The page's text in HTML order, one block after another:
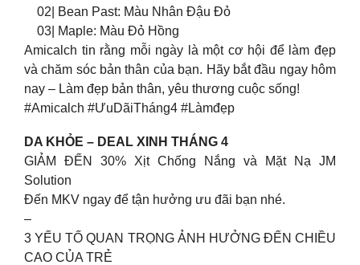
02| Bean Past: Màu Nhân Đậu Đỏ
03| Maple: Màu Đỏ Hồng
Amicalch tin rằng mỗi ngày là một cơ hội để làm đẹp
và chăm sóc bản thân của bạn. Hãy bắt đầu ngay hôm
nay – Làm đẹp bản thân, yêu thương cuộc sống!
#Amicalch #ƯuDãiTháng4 #Làmđẹp
DA KHỎE – DEAL XINH THÁNG 4
GIẢM ĐẾN 30% Xịt Chống Nắng và Mặt Nạ JM
Solution
Đến MKV ngay để tận hưởng ưu đãi bạn nhé.
–
3 YẾU TỐ QUAN TRỌNG ẢNH HƯỞNG ĐẾN CHIỀU
CAO CỦA TRẺ